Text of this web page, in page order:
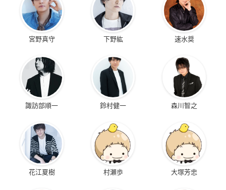
宮野真守 下野紘 速水奨
諏訪部順一 鈴村健一 森川智之
花江夏樹 村瀬歩 大塚芳忠